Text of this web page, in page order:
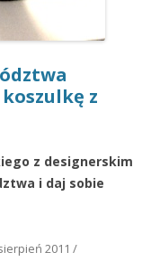
z
z designerskim
i daj sobie
2011 /